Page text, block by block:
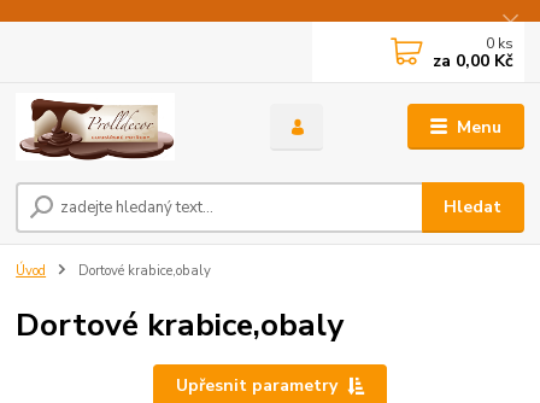
Menu
Hledat
0 ks
za 0,00 Kč
Úvod Dortové krabice,obaly
Dortové krabice,obaly
Upřesnit parametry